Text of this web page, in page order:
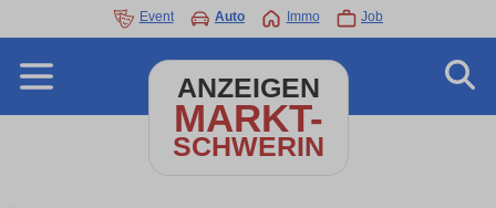
Event Auto Immo Job
ANZEIGEN
MARKT-
SCHWERIN